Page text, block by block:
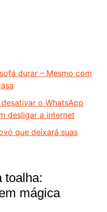
durar – Mesmo com
o WhatsApp
desligar a internet
que deixará suas
toalha:
mágica